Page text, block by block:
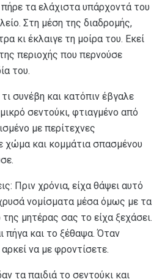
πήρε τα ελάχιστα υπάρχοντά του
Στη μέση της διαδρομής,
κι έκλαιγε τη μοίρα του. Εκεί
περιοχής που περνούσε
του.
συνέβη και κατόπιν έβγαλε
σεντούκι, φτιαγμένο από
με περίτεχνες
χώμα και κομμάτια σπασμένου
Πριν χρόνια, είχα θάψει αυτό
νομίσματα μέσα όμως με τα
μητέρας σας το είχα ξεχάσει.
πήγα και το ξέθαψα. Όταν
να με φροντίσετε.
τα παιδιά το σεντούκι και